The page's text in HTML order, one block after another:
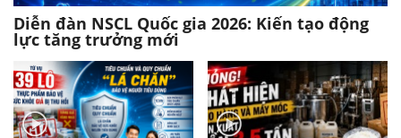
Diễn đàn NSCL Quốc gia 2026: Kiến tạo động
lực tăng trưởng mới